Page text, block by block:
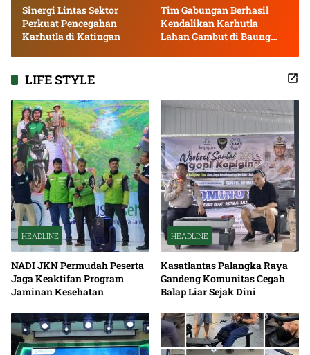
Sinergi Lintas Sektor
Perkuat Pencegahan
Karhutla di Katingan
Tim Gabungan Berhasil
Kendalikan Karhutla
Lahan Gambut di Baung
LIFE STYLE
HEADLINE
NADI JKN Permudah Peserta
Jaga Keaktifan Program
Jaminan Kesehatan
HEADLINE
Kasatlantas Palangka Raya
Gandeng Komunitas Cegah
Balap Liar Sejak Dini